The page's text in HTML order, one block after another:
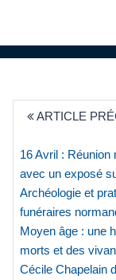
ARTICLE
16 Avril : Réunion
avec un exposé
Archéologie et
funéraires
Moyen âge : une
morts et des
Cécile Chapelain